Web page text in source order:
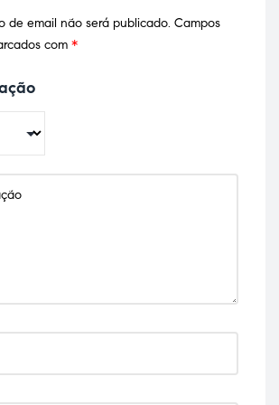
de email não será publicado. Campos
com *